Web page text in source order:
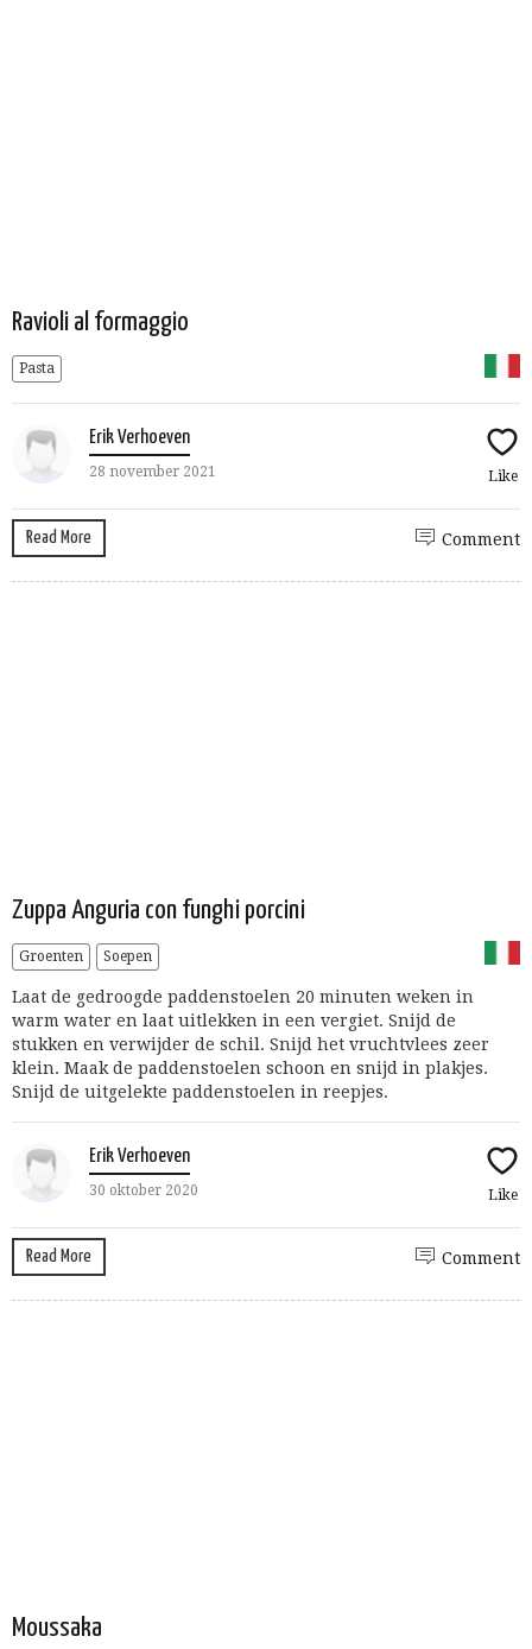
Ravioli al formaggio
Pasta
Erik Verhoeven
28 november 2021 Like
Read More Comment
Zuppa Anguria con funghi porcini
Groenten Soepen
Laat de gedroogde paddenstoelen 20 minuten weken in
warm water en laat uitlekken in een vergiet. Snijd de
stukken en verwijder de schil. Snijd het vruchtvlees zeer
klein. Maak de paddenstoelen schoon en snijd in plakjes.
Snijd de uitgelekte paddenstoelen in reepjes.
Erik Verhoeven
30 oktober 2020 Like
Read More Comment
Moussaka